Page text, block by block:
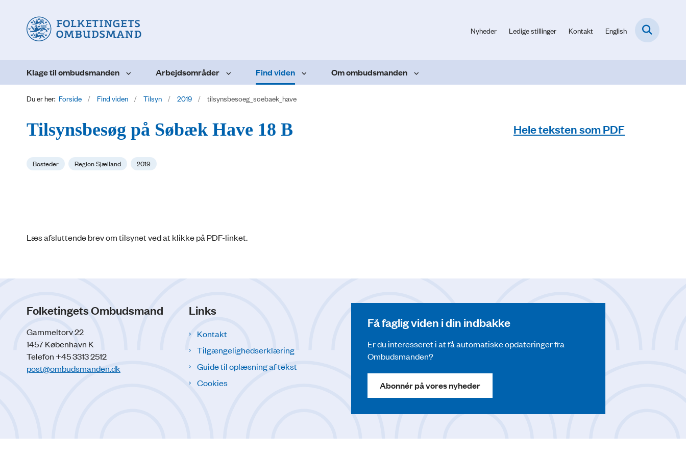
Nyheder Ledige stillinger Kontakt English
Klage til ombudsmanden Arbejdsområder Find viden Om ombudsmanden
Du er her: Forside Find viden Tilsyn 2019 tilsynsbesoeg_soebaek_have
Tilsynsbesøg på Søbæk Have 18 B
Bosteder Region Sjælland 2019
Læs afsluttende brev om tilsynet ved at klikke på PDF-linket.
Hele teksten som PDF
Folketingets Ombudsmand
Gammeltorv 22
1457 København K
Telefon +45 3313 2512
post@ombudsmanden.dk
Links
Kontakt
Tilgængelighedserklæring
Guide til oplæsning af tekst
Cookies
Få faglig viden i din indbakke
Er du interesseret i at få automatiske opdateringer fra
Ombudsmanden?
Abonnér på vores nyheder